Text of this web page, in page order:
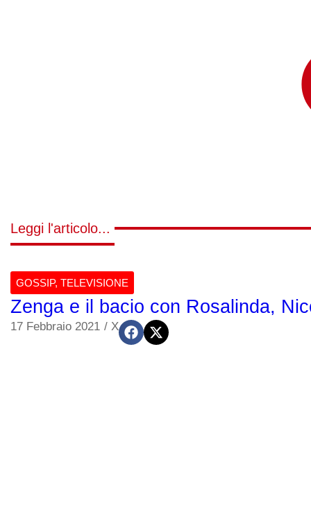
Leggi l'articolo...
GOSSIP, TELEVISIONE
Zenga e il bacio con Rosalinda,
17 Febbraio 2021 / X